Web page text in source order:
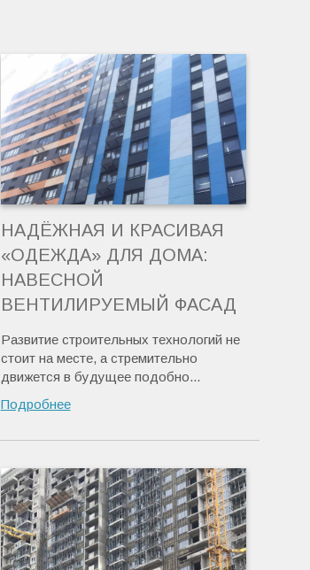
НАДЁЖНАЯ И КРАСИВАЯ
«ОДЕЖДА» ДЛЯ ДОМА:
НАВЕСНОЙ
ВЕНТИЛИРУЕМЫЙ ФАСАД
Развитие строительных технологий не
стоит на месте, а стремительно
движется в будущее подобно...
Подробнее